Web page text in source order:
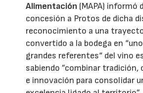
Alimentación (MAPA) informó
concesión a Protos de dicha
reconocimiento a una
convertido a la bodega en
grandes referentes“ del vino
sabiendo ”combinar
e innovación para consolidar